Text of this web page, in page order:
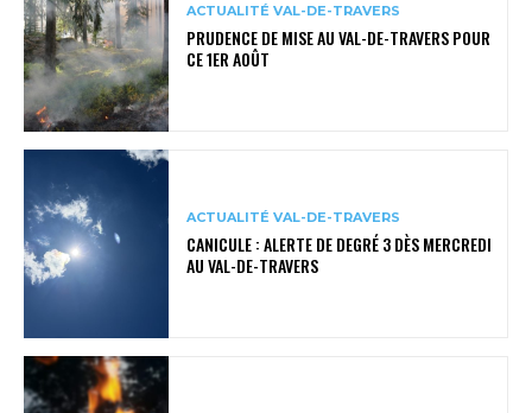
ACTUALITÉ VAL-DE-TRAVERS
PRUDENCE DE MISE AU VAL-DE-TRAVERS POUR
CE 1ER AOÛT
ACTUALITÉ VAL-DE-TRAVERS
CANICULE : ALERTE DE DEGRÉ 3 DÈS MERCREDI
AU VAL-DE-TRAVERS